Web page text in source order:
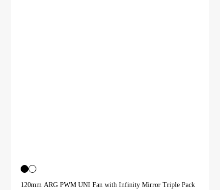
120mm ARG PWM UNI Fan with Infinity Mirror Triple Pack